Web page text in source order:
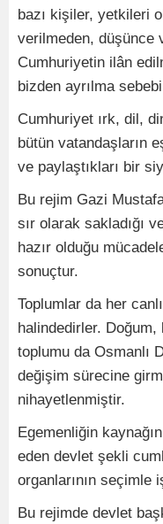
bazı kişiler, yetkileri
verilmeden, düşünce
Cumhuriyetin ilân
bizden ayrılma
Cumhuriyet ırk, dil,
bütün vatandaşların
ve paylaştıkları bir
Bu rejim Gazi
sır olarak sakladığı
hazır olduğu
sonuçtur.
Toplumlar da her
halindedirler.
toplumu da Osmanlı
değişim sürecine
nihayetlenmiştir.
Egemenliğin
eden devlet şekli
organlarının seçimle
Bu rejimde devlet